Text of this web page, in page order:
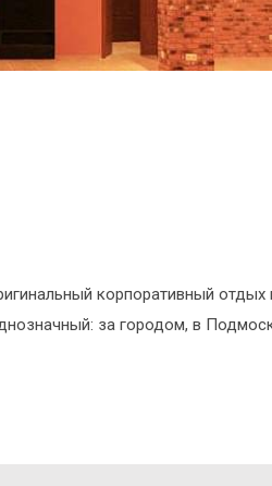
корпоративный отдых
за городом, в